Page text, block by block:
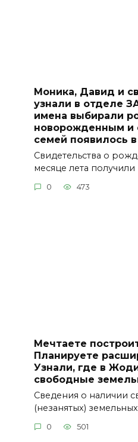
Моника, Давид и
узнали в отделе
имена выбирали
новорожденным и
семей появилось
Свидетельства о
месяце лета получили
0 473
Мечтаете
Планируете
Узнали, где в
свободные
Сведения о наличии
(незанятых) земельных
0 501